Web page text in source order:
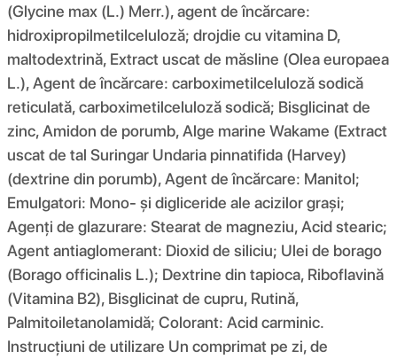
(Glycine max (L.) Merr.), agent de încărcare:
hidroxipropilmetilceluloză; drojdie cu vitamina D,
maltodextrină, Extract uscat de măsline (Olea europaea
L.), Agent de încărcare: carboximetilceluloză sodică
reticulată, carboximetilceluloză sodică; Bisglicinat de
zinc, Amidon de porumb, Alge marine Wakame (Extract
uscat de tal Suringar Undaria pinnatifida (Harvey)
(dextrine din porumb), Agent de încărcare: Manitol;
Emulgatori: Mono- și digliceride ale acizilor grași;
Agenți de glazurare: Stearat de magneziu, Acid stearic;
Agent antiaglomerant: Dioxid de siliciu; Ulei de borago
(Borago officinalis L.); Dextrine din tapioca, Riboflavină
(Vitamina B2), Bisglicinat de cupru, Rutină,
Palmitoiletanolamidă; Colorant: Acid carminic.
Instrucțiuni de utilizare Un comprimat pe zi, de